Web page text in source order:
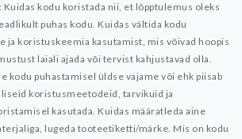
Kuidas kodu koristada nii, et lõpptulemus oleks
puhas kodu. Kuidas vältida kodu
ja koristuskeemia kasutamist, mis võivad hoopis
laiali ajada või tervist kahjustavad olla.
kodu puhastamisel üldse vajame või ehk piisab
koristusmeetodeid, tarvikuid ja
kasutada. Kuidas määratleda aine
lugeda tooteetiketti/märke. Mis on kodu